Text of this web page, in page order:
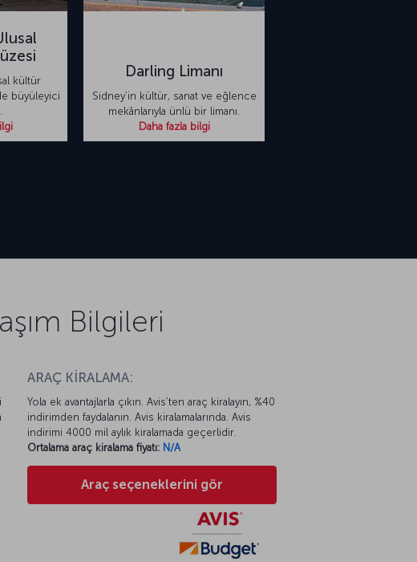
kültür
büyüleyici
Darling Limanı
Sidney’in kültür, sanat ve eğlence
mekânlarıyla ünlü bir limanı.
Daha fazla bilgi
Bilgileri
ARAÇ KİRALAMA:
Yola ek avantajlarla çıkın. Avis’ten araç kiralayın, %40
indirimden faydalanın. Avis kiralamalarında. Avis
indirimi 4000 mil aylık kiralamada geçerlidir.
Ortalama araç kiralama fiyatı: N/A
Araç seçeneklerini gör